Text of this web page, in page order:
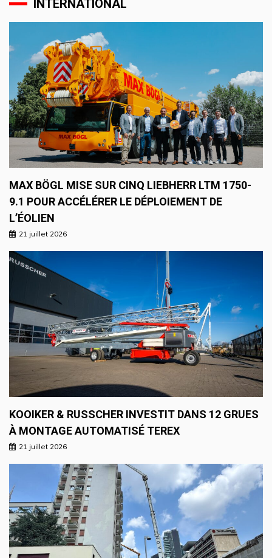
INTERNATIONAL
MAX BÖGL MISE SUR CINQ LIEBHERR LTM 1750-
9.1 POUR ACCÉLÉRER LE DÉPLOIEMENT DE
L’ÉOLIEN
21 juillet 2026
KOOIKER & RUSSCHER INVESTIT DANS 12 GRUES
À MONTAGE AUTOMATISÉ TEREX
21 juillet 2026